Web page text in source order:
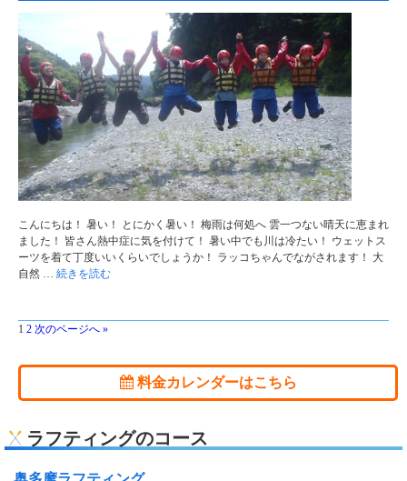
こんにちは！ 暑い！ とにかく暑い！ 梅雨は何処へ 雲一つない晴天に恵まれ
ました！ 皆さん熱中症に気を付けて！ 暑い中でも川は冷たい！ ウェットス
ーツを着て丁度いいくらいでしょうか！ ラッコちゃんでながされます！ 大
自然 … 続きを読む
1 2 次のページへ »
料金カレンダーはこちら
ラフティングのコース